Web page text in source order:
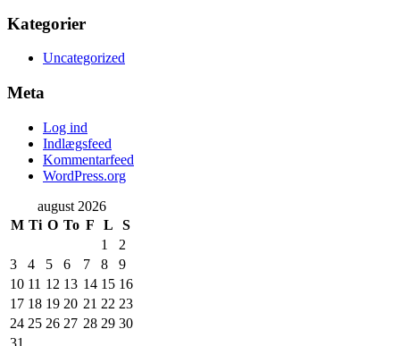
Kategorier
Uncategorized
Meta
Log ind
Indlægsfeed
Kommentarfeed
WordPress.org
august 2026
M Ti O To F L
S
1
2
3
4 5 6 7 8
9
10 11 12 13 14 15 16
17 18 19 20 21 22 23
24 25 26 27 28 29 30
31